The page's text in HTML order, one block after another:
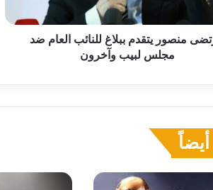
منصور يتقدم ببلاغ للنائب العام ضد
مجلس لبيب وآخرون
أيضاً